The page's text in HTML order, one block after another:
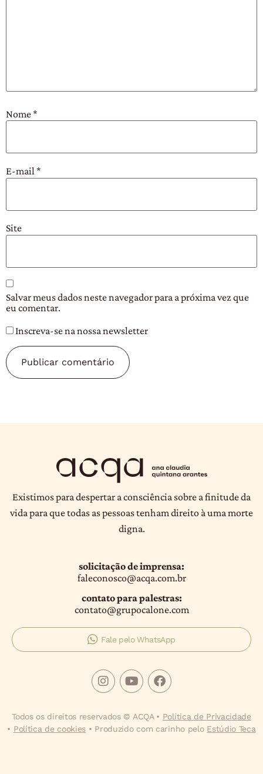
Nome*
E-mail *
Site
Salvar meus dados neste navegador para a próxima vez que
eu comentar.
Inscreva-se na nossa newsletter
Existimos para despertar a consciência sobre a finitude da
vida para que todas as pessoas tenham direito à uma morte
digna.
solicitação de imprensa:
faleconosco@acqa.com.br
contato para palestras:
contato@grupocalone.com
Fale pelo WhatsApp
Todos os direitos reservados © ACQA • Política de Privacidade
• Política de cookies • Produzido com carinho pelo Estúdio Teca